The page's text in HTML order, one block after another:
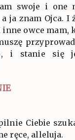
swoje i one
ja znam Ojca. I
inne owce mam,
i stanie się
Ciebie
ręce, alleluja.